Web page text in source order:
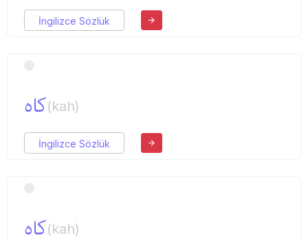
İngilizce Sözlük
كاه(kah)
İngilizce Sözlük
كاه(kah)